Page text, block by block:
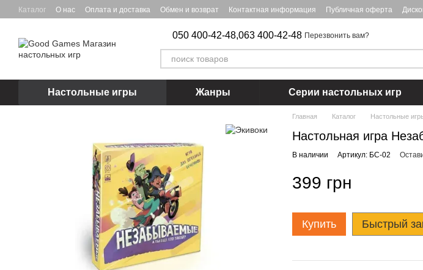
Перейти к основному контенту
Каталог О нас Оплата и доставка Обмен и возврат Контактная информация Публичная оферта
050 400-42-48,063 400-42-48 Перезвонить вам?
Настольные игры Жанры Серии настольных игр
Главная Каталог Настольные
Настольная игра
В наличии Артикул: БС-02
399 грн
Купить Быстрый